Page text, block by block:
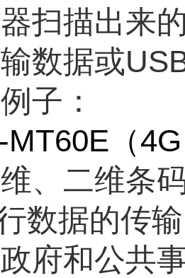
扫描出来
数据或
子：
MT60E （4G
、二维条
数据的传
府和公共